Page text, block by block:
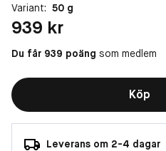
Variant: 50 g
Pris: 939 kr
939 kr
Du får 939 poäng som medlem
Köp
Leverans om 2-4 dagar